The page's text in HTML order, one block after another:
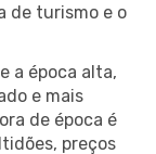
de turismo e o
a época alta,
e mais
de época é
preços